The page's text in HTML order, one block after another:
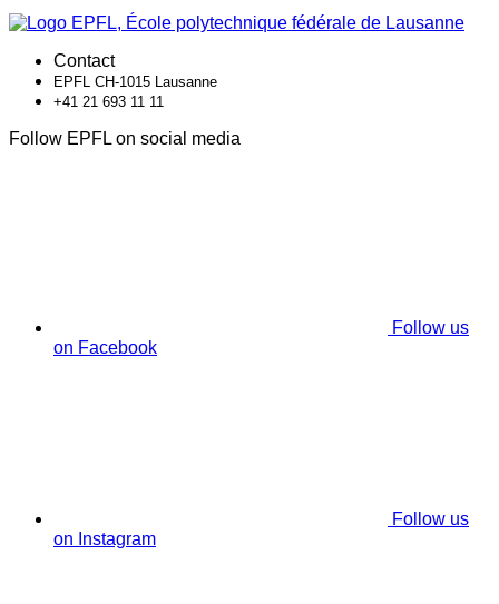
Contact
EPFL CH-1015 Lausanne
+41 21 693 11 11
Follow EPFL on social media
Follow us
on Facebook
Follow us
on Instagram